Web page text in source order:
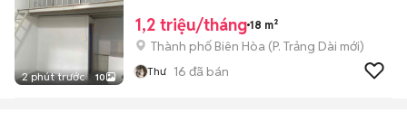
2 phút trước 10
1,2 triệu/tháng 18 m²
Thành phố Biên Hòa (P. Trảng Dài mới)
Thư 16 đã bán